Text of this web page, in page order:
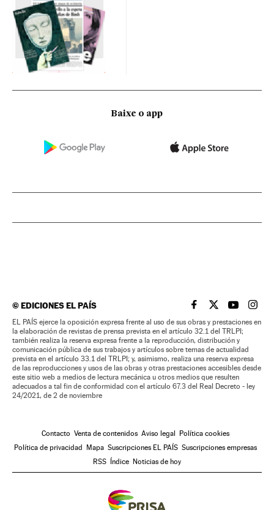
Baixe o app
©EDICIONES EL PAÍS EL PAÍS BRASIL EN
EL PAÍSEL PAÍS
EL
EL PAÍS ejerce la oposición expresa frente al uso de sus obras y prestaciones en
la elaboración de revistas de prensa prevista en el artículo 32.1 del TRLPI;
también realiza la reserva expresa frente a la reproducción, distribución y
comunicación pública de sus trabajos y artículos sobre temas de actualidad
prevista en el artículo 33.1 del TRLPI; y, asimismo, realiza una reserva expresa
de las reproducciones y usos de las obras y otras prestaciones accesibles desde
este sitio web a medios de lectura mecánica u otros medios que resulten
adecuados a tal fin de conformidad con el artículo 67.3 del Real Decreto - ley
24/2021, de 2 de noviembre
Contacto Venta de contenidos Aviso legal
Política cookies
Política de privacidad
Mapa Suscripciones EL PAÍS Suscripciones empresas
RSS
Índice Noticias de hoy